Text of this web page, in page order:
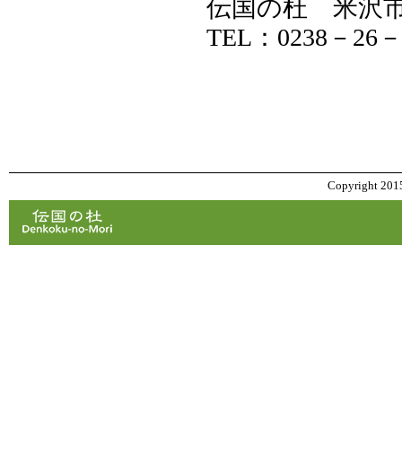
伝国の杜 米沢
TEL：0238－26
Copyright